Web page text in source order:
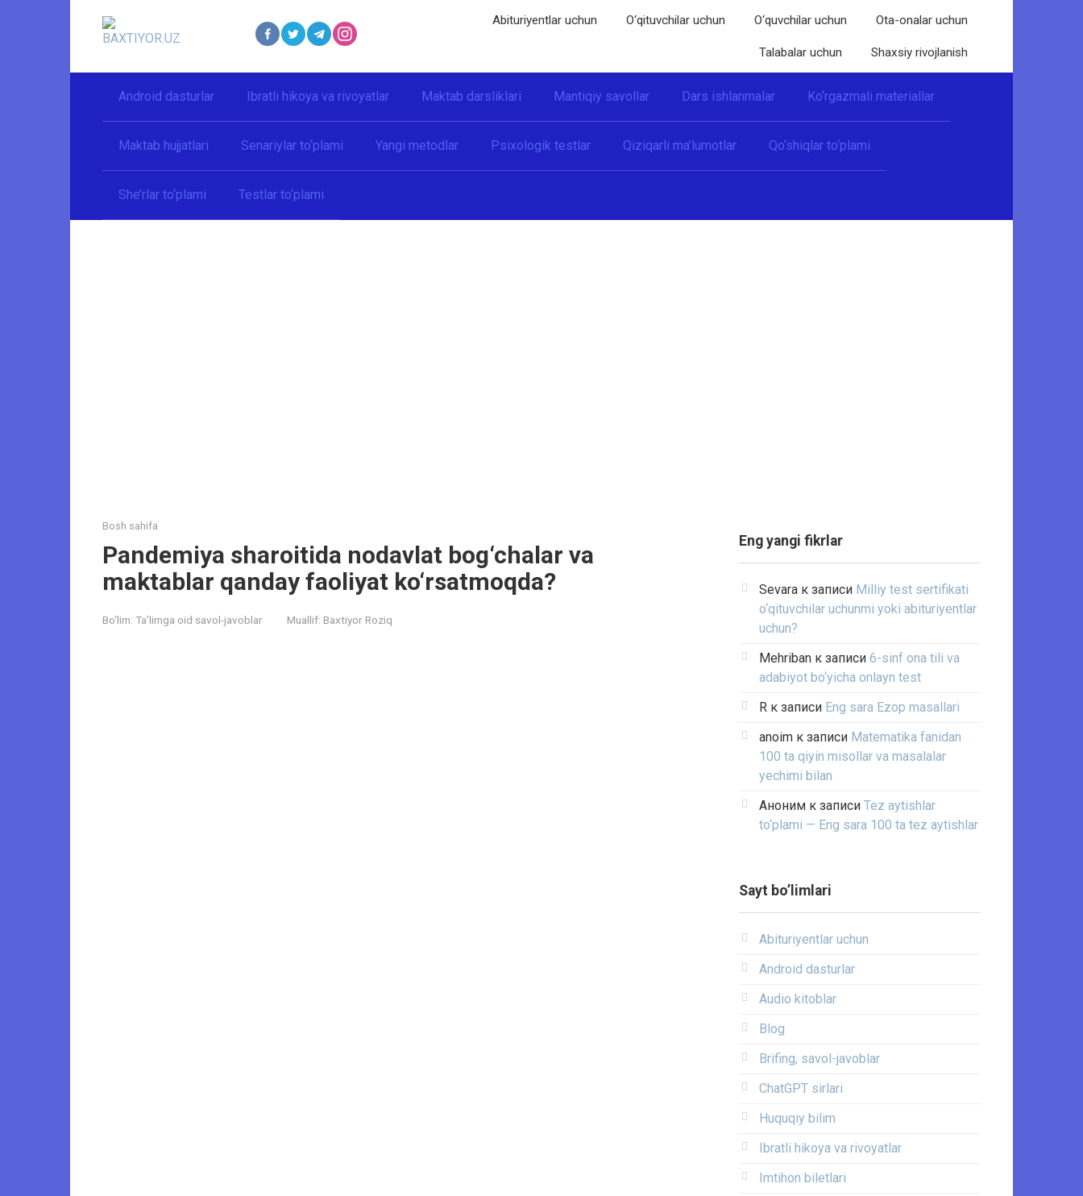
Abituriyentlar uchun O‘qituvchilar uchun O‘quvchilar uchun Ota-onalar uchun
Talabalar uchun Shaxsiy rivojlanish
Android dasturlar Ibratli hikoya va rivoyatlar Maktab darsliklari Mantiqiy savollar Dars ishlanmalar Ko‘rgazmali materiallar
Maktab hujjatlari Senariylar to‘plami Yangi metodlar Psixologik testlar Qiziqarli ma’lumotlar Qo‘shiqlar to‘plami
She’rlar to‘plami Testlar to‘plami
Bosh sahifa
Pandemiya sharoitida nodavlat bog‘chalar va
maktablar qanday faoliyat ko‘rsatmoqda?
Bo‘lim: Ta’limga oid savol-javoblar Muallif: Baxtiyor Roziq
Eng yangi fikrlar
Sevara к записи Milliy test sertifikati
o‘qituvchilar uchunmi yoki abituriyentlar
uchun?
Mehriban к записи 6-sinf ona tili va
adabiyot bo‘yicha onlayn test
R к записи Eng sara Ezop masallari
anoim к записи Matematika fanidan
100 ta qiyin misollar va masalalar
yechimi bilan
Аноним к записи Tez aytishlar
to‘plami — Eng sara 100 ta tez aytishlar
Sayt bo’limlari
Abituriyentlar uchun
Android dasturlar
Audio kitoblar
Blog
Brifing, savol-javoblar
ChatGPT sirlari
Huquqiy bilim
Ibratli hikoya va rivoyatlar
Imtihon biletlari